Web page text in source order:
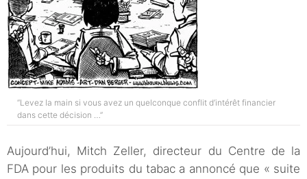
“Levez la main si vous avez un quelconque conflit d’intérêt financier
dans cette décision …”
Aujourd’hui, Mitch Zeller, directeur du Centre de la
FDA pour les produits du tabac a annoncé que « suite